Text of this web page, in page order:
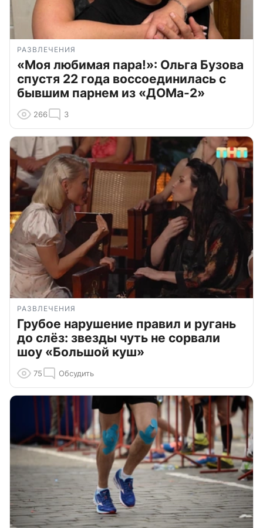
РАЗВЛЕЧЕНИЯ
«Моя любимая пара!»: Ольга Бузова
спустя 22 года воссоединилась с
бывшим парнем из «ДОМа-2»
266 3
РАЗВЛЕЧЕНИЯ
Грубое нарушение правил и ругань
до слёз: звезды чуть не сорвали
шоу «Большой куш»
75 Обсудить